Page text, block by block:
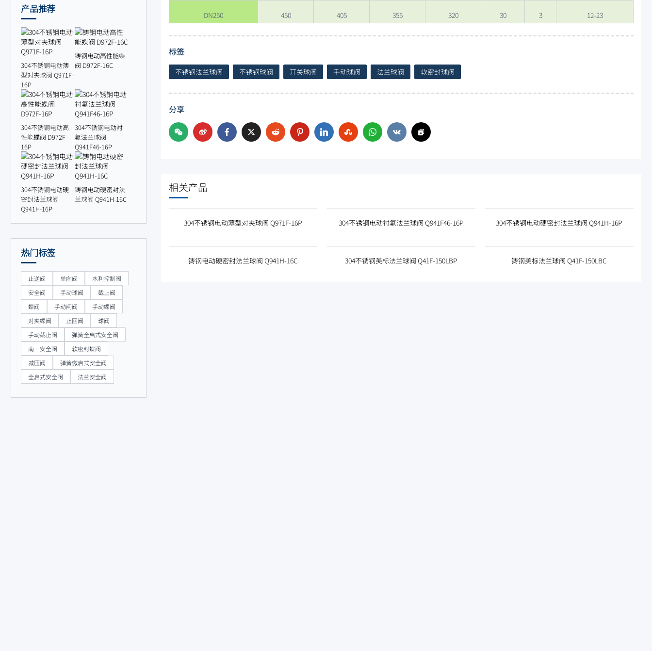
产品推荐
304不锈钢电动薄
型对夹球阀 Q971F-
16P
铸钢电动高性能蝶
阀 D972F-16C
304不锈钢电动高
性能蝶阀 D972F-
16P
304不锈钢电动衬
氟法兰球阀
Q941F46-16P
304不锈钢电动硬
密封法兰球阀
Q941H-16P
铸钢电动硬密封法
兰球阀 Q941H-16C
热门标签
止逆阀 单向阀
水利控制阀
安全阀
手动球阀
截止阀
蝶阀
手动闸阀
手动蝶阀
对夹蝶阀
止回阀
球阀
手动截止阀
弹簧全启式安全阀
南一安全阀
软密封蝶阀
减压阀
弹簧微启式安全阀
全启式安全阀
法兰安全阀
DN250 450 405 355 320 30 3 12-23
标签
不锈钢法兰球阀 不锈钢球阀 开关球阀 手动球阀 法兰球阀 软密封球阀
分享
相关产品
304不锈钢电动薄型对夹球阀 Q971F-16P 304不锈钢电动衬氟法兰球阀 Q941F46-16P 304不锈钢电动硬密封法兰球阀 Q941H-16P
铸钢电动硬密封法兰球阀 Q941H-16C 304不锈钢美标法兰球阀 Q41F-150LBP 铸钢美标法兰球阀 Q41F-150LBC